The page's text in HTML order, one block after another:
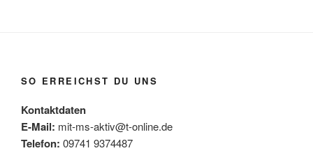
SO ERREICHST DU UNS
Kontaktdaten
E-Mail: mit-ms-aktiv@t-online.de
Telefon: 09741 9374487